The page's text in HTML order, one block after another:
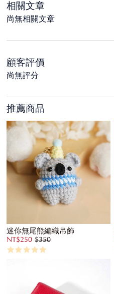
相關文章
尚無相關文章
顧客評價
尚無評分
推薦商品
迷你無尾熊編織吊飾
NT$250 $350